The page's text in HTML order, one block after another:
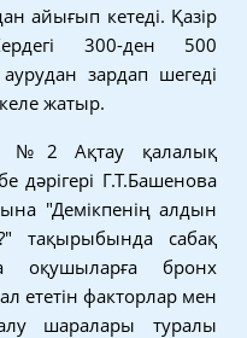
айығып кетеді. Қазір
300-ден 500
зардап шегеді
жатыр.
№2 Ақтау қалалық
дәрігері Г.Т.Башенова
"Демікпенің алдын
тақырыбында сабақ
оқушыларға бронх
ететін факторлар мен
шаралары туралы